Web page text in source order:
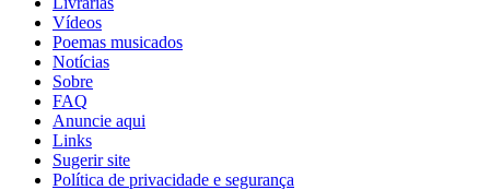
Vídeos
Poemas musicados
Notícias
Sobre
FAQ
Anuncie aqui
Links
Sugerir site
Política de privacidade e segurança